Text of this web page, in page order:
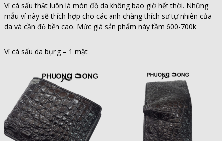
Ví cá sấu thật luôn là món đồ da không bao giờ hết thời. Những
mẫu ví này sẽ thích hợp cho các anh chàng thích sự tự nhiên của
da và cần độ bền cao. Mức giá sản phẩm này tầm 600-700k
Ví cá sấu da bụng – 1 mặt